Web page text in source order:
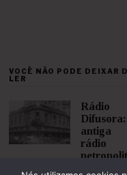
VOCÊ NÃO PODE DEIXAR
LER
Rádio
antiga
rádio